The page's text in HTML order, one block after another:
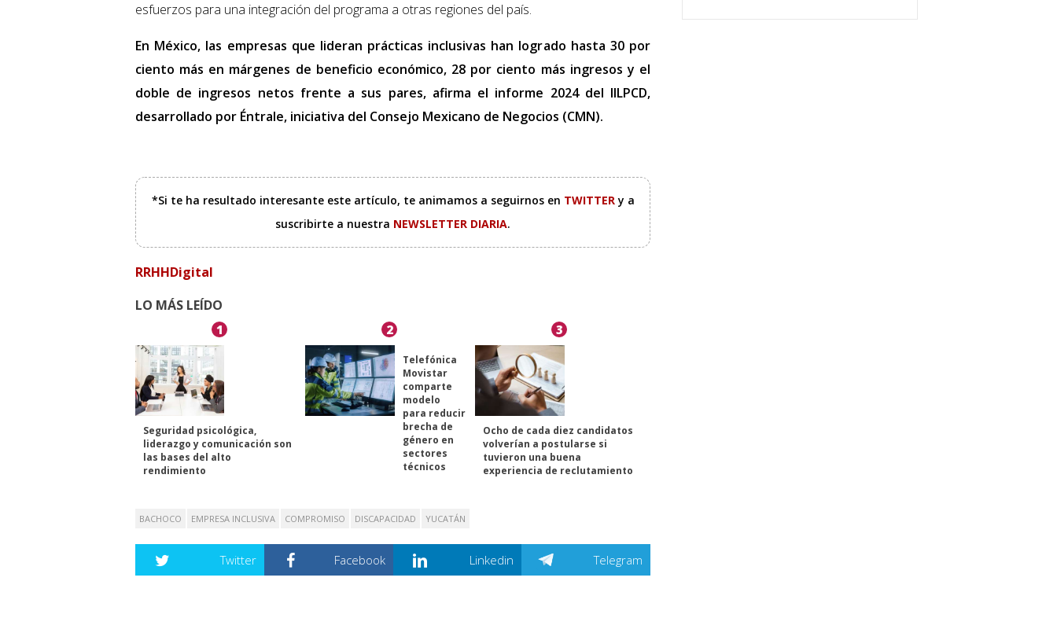
esfuerzos para una integración del programa a otras regiones del país.
En México, las empresas que lideran prácticas inclusivas han logrado hasta 30 por
ciento más en márgenes de beneficio económico, 28 por ciento más ingresos y el
doble de ingresos netos frente a sus pares, afirma el informe 2024 del IILPCD,
desarrollado por Éntrale, iniciativa del Consejo Mexicano de Negocios (CMN).
*Si te ha resultado interesante este artículo, te animamos a seguirnos en TWITTERy a
suscribirte a nuestra NEWSLETTER DIARIA.
RRHHDigital
LO MÁS LEÍDO
1
Seguridad psicológica,
liderazgo y comunicación son
las bases del alto
rendimiento
2
Telefónica
Movistar
comparte
modelo
para reducir
brecha de
género en
sectores
técnicos
3
Ocho de cada diez candidatos
volverían a postularse si
tuvieron una buena
experiencia de reclutamiento
BACHOCO EMPRESA INCLUSIVA COMPROMISO DISCAPACIDAD YUCATÁN
Twitter Facebook Linkedin Telegram